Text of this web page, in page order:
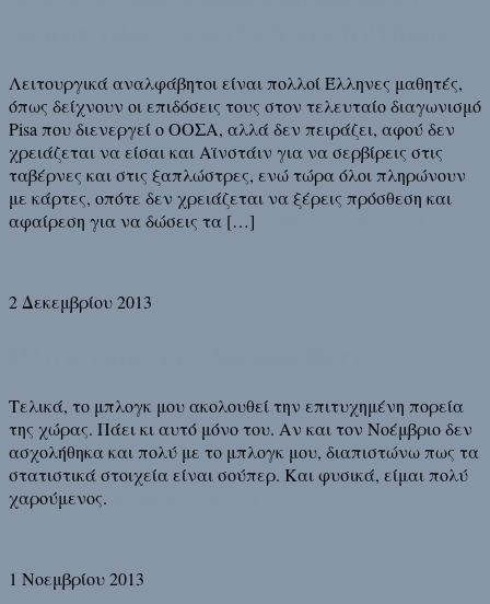
Λειτουργικά αναλφάβητοι είναι πολλοί Έλληνες μαθητές,
όπως δείχνουν οι επιδόσεις τους στον τελευταίο διαγωνισμό
Pisa που διενεργεί ο ΟΟΣΑ, αλλά δεν πειράζει, αφού δεν
χρειάζεται να είσαι και Αϊνστάιν για να σερβίρεις στις
ταβέρνες και στις ξαπλώστρες, ενώ τώρα όλοι πληρώνουν
με κάρτες, οπότε δεν χρειάζεται να ξέρεις πρόσθεση και
αφαίρεση για να δώσεις τα […]
2 Δεκεμβρίου 2013
Τελικά, το μπλογκ μου ακολουθεί την επιτυχημένη πορεία
της χώρας. Πάει κι αυτό μόνο του. Αν και τον Νοέμβριο δεν
ασχολήθηκα και πολύ με το μπλογκ μου, διαπιστώνω πως τα
στατιστικά στοιχεία είναι σούπερ. Και φυσικά, είμαι πολύ
χαρούμενος.
1 Νοεμβρίου 2013